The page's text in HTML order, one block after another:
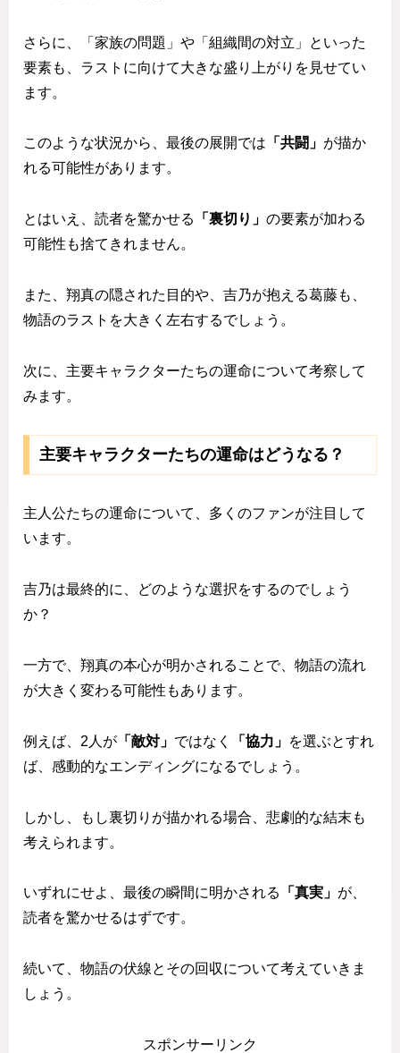
さらに、「家族の問題」や「組織間の対立」といった
要素も、ラストに向けて大きな盛り上がりを見せてい
ます。
このような状況から、最後の展開では 「共闘」 が描か
れる可能性があります。
とはいえ、読者を驚かせる 「裏切り」 の要素が加わる
可能性も捨てきれません。
また、翔真の隠された目的や、吉乃が抱える葛藤も、
物語のラストを大きく左右するでしょう。
次に、主要キャラクターたちの運命について考察して
みます。
主要キャラクターたちの運命はどうなる？
主人公たちの運命について、多くのファンが注目して
います。
吉乃は最終的に、どのような選択をするのでしょう
か？
一方で、翔真の本心が明かされることで、物語の流れ
が大きく変わる可能性もあります。
例えば、2人が 「敵対」 ではなく 「協力」 を選ぶとすれ
ば、感動的なエンディングになるでしょう。
しかし、もし裏切りが描かれる場合、悲劇的な結末も
考えられます。
いずれにせよ、最後の瞬間に明かされる 「真実」 が、
読者を驚かせるはずです。
続いて、物語の伏線とその回収について考えていきま
しょう。
スポンサーリンク